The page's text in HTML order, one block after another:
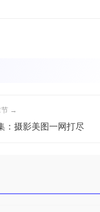
节 →
：摄影美图一网打尽